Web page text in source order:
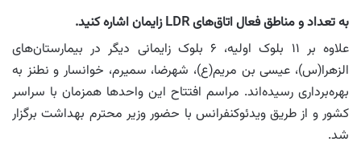
به تعداد و مناطق فعال اتاق‌های LDR زایمان اشاره کنید.
علاوه بر ۱۱ بلوک اولیه، ۶ بلوک زایمانی دیگر در بیمارستان‌های
الزهرا(س)، عیسی بن مریم(ع)، شهرضا، سمیرم، خوانسار و نطنز به
بهره‌برداری رسیده‌اند. مراسم افتتاح این واحدها همزمان با سراسر
کشور و از طریق ویدئوکنفرانس با حضور وزیر محترم بهداشت برگزار
شد.